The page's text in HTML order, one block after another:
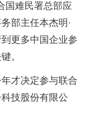
国难民署总部应
部主任本杰明·
更多中国企业参
。
才决定参与联合
技股份有限公